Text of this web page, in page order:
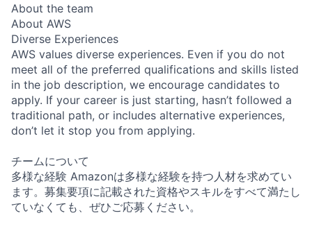
About the team
About AWS
Diverse Experiences
AWS values diverse experiences. Even if you do not
meet all of the preferred qualifications and skills listed
in the job description, we encourage candidates to
apply. If your career is just starting, hasn’t followed a
traditional path, or includes alternative experiences,
don’t let it stop you from applying.
チームについて
多様な経験 Amazonは多様な経験を持つ人材を求めてい
ます。募集要項に記載された資格やスキルをすべて満たし
ていなくても、ぜひご応募ください。